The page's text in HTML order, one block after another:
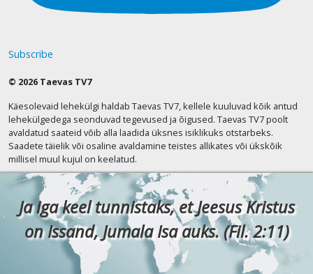
Subscribe
© 2026 Taevas TV7
Käesolevaid lehekülgi haldab Taevas TV7, kellele kuuluvad kõik antud
lehekülgedega seonduvad tegevused ja õigused. Taevas TV7 poolt
avaldatud saateid võib alla laadida üksnes isiklikuks otstarbeks.
Saadete täielik või osaline avaldamine teistes allikates või ükskõik
millisel muul kujul on keelatud.
Ja iga keel tunnistaks, et Jeesus Kristus
on Issand, Jumala Isa auks. (Fil. 2:11)